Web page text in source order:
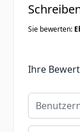
Sie bewerten:
Ihre